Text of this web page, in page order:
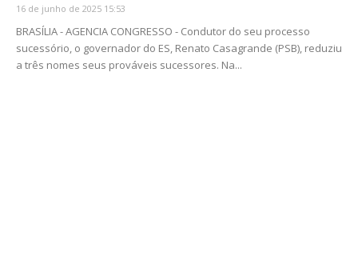
16 de junho de 2025 15:53
BRASÍLIA - AGENCIA CONGRESSO - Condutor do seu processo
sucessório, o governador do ES, Renato Casagrande (PSB), reduziu
a três nomes seus prováveis sucessores. Na...